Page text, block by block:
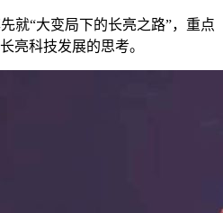
就“大变局下的长亮之路”，重点
亮科技发展的思考。